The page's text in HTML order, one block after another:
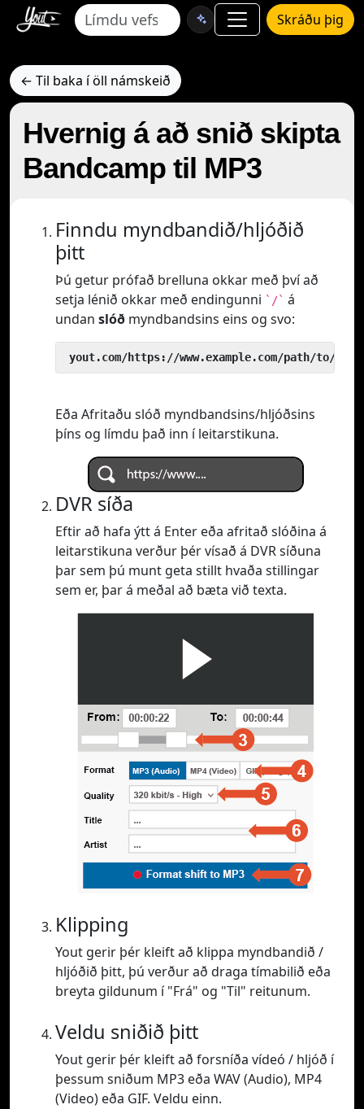
Skráðu þig
← Til baka í öll námskeið
Hvernig á að snið skipta
Bandcamp til MP3
Finndu myndbandið/hljóðið
þitt
Þú getur prófað brelluna okkar með því að
setja lénið okkar með endingunni `/` á
undan slóð myndbandsins eins og svo:
yout.com/https://www.example.com/path/to/
Eða Afritaðu slóð myndbandsins/hljóðsins
þíns og límdu það inn í leitarstikuna.
DVR síða
Eftir að hafa ýtt á Enter eða afritað slóðina á
leitarstikuna verður þér vísað á DVR síðuna
þar sem þú munt geta stillt hvaða stillingar
sem er, þar á meðal að bæta við texta.
Klipping
Yout gerir þér kleift að klippa myndbandið /
hljóðið þitt, þú verður að draga tímabilið eða
breyta gildunum í "Frá" og "Til" reitunum.
Veldu sniðið þitt
Yout gerir þér kleift að forsníða vídeó / hljóð í
þessum sniðum MP3 eða WAV (Audio), MP4
(Video) eða GIF. Veldu einn.